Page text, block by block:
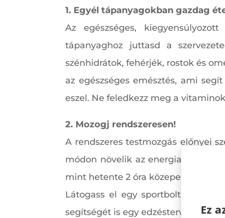
1. Egyél tápanyagokban gazdag
Az egészséges,
tápanyaghoz juttasd a
szénhidrátok, fehérjék, rostok és
az egészséges emésztés, ami
eszel. Ne feledkezz meg a
2. Mozogj rendszeresen!
A rendszeres testmozgás előnyei
módon növelik az energiaszintet.
mint hetente 2 óra közepes
Látogass el egy sportboltba, és
segítségét is egy edzésterv
Ez